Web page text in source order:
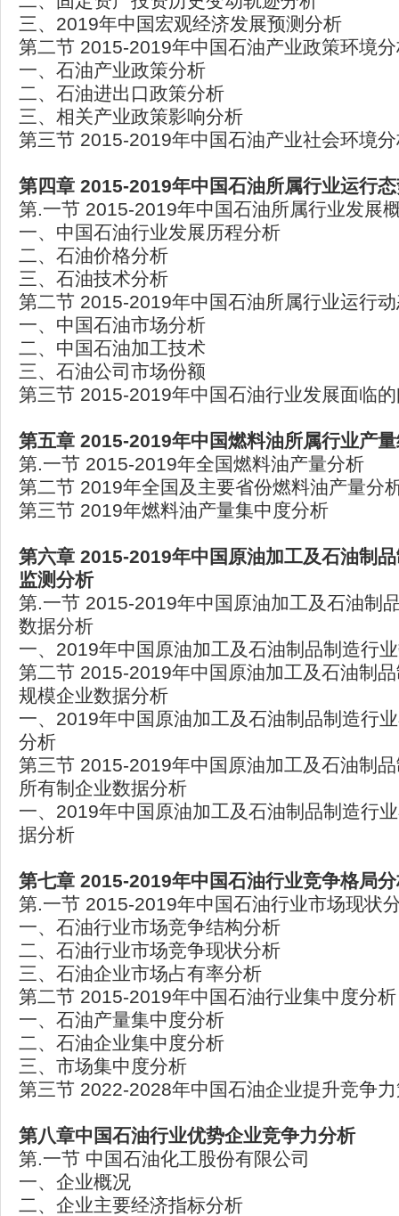
三、2019年中国宏观经济发展预测分析
第二节 2015-2019年中国石油产业政策环境
一、石油产业政策分析
二、石油进出口政策分析
三、相关产业政策影响分析
第三节 2015-2019年中国石油产业社会环境
第四章 2015-2019年中国石油所属行业运行
第.一节 2015-2019年中国石油所属行业发展
一、中国石油行业发展历程分析
二、石油价格分析
三、石油技术分析
第二节 2015-2019年中国石油所属行业运行
一、中国石油市场分析
二、中国石油加工技术
三、石油公司市场份额
第三节 2015-2019年中国石油行业发展面临
第五章 2015-2019年中国燃料油所属行业产
第.一节 2015-2019年全国燃料油产量分析
第二节 2019年全国及主要省份燃料油产量分
第三节 2019年燃料油产量集中度分析
第六章 2015-2019年中国原油加工及石油制
监测分析
第.一节 2015-2019年中国原油加工及石油制
数据分析
一、2019年中国原油加工及石油制品制造行
第二节 2015-2019年中国原油加工及石油制
规模企业数据分析
一、2019年中国原油加工及石油制品制造行
分析
第三节 2015-2019年中国原油加工及石油制
所有制企业数据分析
一、2019年中国原油加工及石油制品制造行
据分析
第七章 2015-2019年中国石油行业竞争格局
第.一节 2015-2019年中国石油行业市场现状
一、石油行业市场竞争结构分析
二、石油行业市场竞争现状分析
三、石油企业市场占有率分析
第二节 2015-2019年中国石油行业集中度分析
一、石油产量集中度分析
二、石油企业集中度分析
三、市场集中度分析
第三节 2022-2028年中国石油企业提升竞争
第八章中国石油行业优势企业竞争力分析
第.一节 中国石油化工股份有限公司
一、企业概况
二、企业主要经济指标分析